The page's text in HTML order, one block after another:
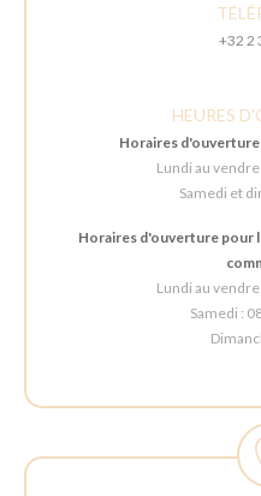
+32 2
HEURES
Horaires d'ouverture
Lundi au
Samedi et
Horaires d'ouverture pour
Lundi au
Samedi :